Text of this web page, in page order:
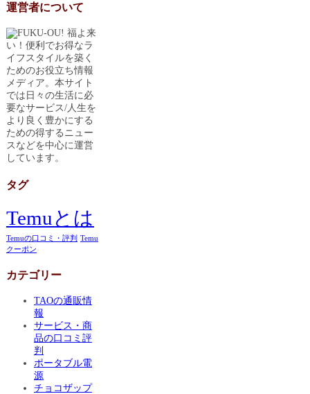
運営者について
福よ来
い！便利でお得なラ
イフスタイルを築く
ためのお役立ち情報
メディア。本サイト
では日々の生活に必
要なサービス/人生を
より良く豊かにする
ための得するニュー
スなどを中心に運営
しています。
タグ
Temuとは
Temuの口コミ・評判 Temu
クーポン
カテゴリー
TAOの通販情
報
サービス・商
品の口コミ評
判
ポータブル電
源
チョコザップ